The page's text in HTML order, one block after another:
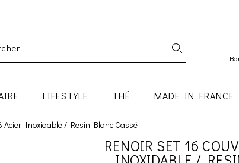
LIFESTYLE THÉ MADE IN FRANCE
Acier Inoxidable / Resin Blanc Cassé
RENOIR SET 16